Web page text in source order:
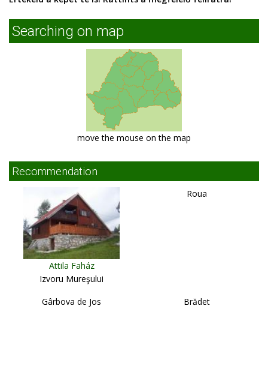
Searching on map
move the mouse on the map
Recommendation
Attila Faház
Izvoru Mureşului
Roua
Gârbova de Jos Brădet